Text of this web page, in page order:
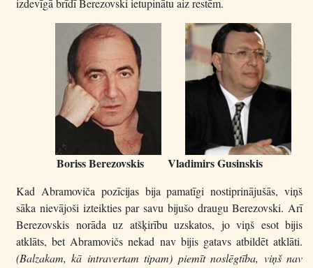
izdevīgā brīdī Berezovski ietupinātu aiz restēm.
Boriss Berezovskis Vladimirs Gusinskis
Kad Abramoviča pozīcijas bija pamatīgi nostiprinājušās, viņš
sāka nievājoši izteikties par savu bijušo draugu Berezovski. Arī
Berezovskis norāda uz atšķirību uzskatos, jo viņš esot bijis
atklāts, bet Abramovičs nekad nav bijis gatavs atbildēt atklāti.
(Balzakam, kā intravertam tipam) piemīt noslēgtība, viņš nav